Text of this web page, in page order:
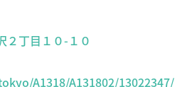
２丁目１０-１０
A1318/A131802/13022347/